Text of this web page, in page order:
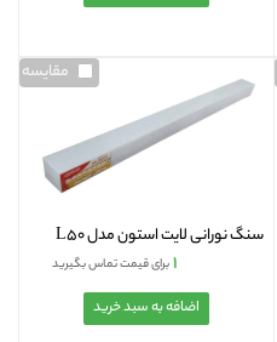
مقایسه
سنگ نورانی لایت استون مدل L50
۱برای قیمت تماس بگیرید